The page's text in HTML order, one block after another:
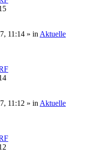
11:14 » in Aktuelle
11:12 » in Aktuelle